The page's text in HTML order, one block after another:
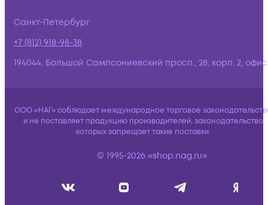
Санкт-Петербург
+7 (812) 918-98-38
194044, Большой Сампсониевский просп., 28, корп. 2,
ООО «НАГ» соблюдает международное торговое
и не поставляет продукцию производителей, законодательство
которых запрещает такие поставки.
© 1995-2026 «shop.nag.ru»